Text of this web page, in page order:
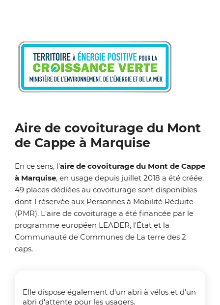
Aire de covoiturage du Mont
de Cappe à Marquise
En ce sens, l'aire de covoiturage du Mont de Cappe
à Marquise, en usage depuis juillet 2018 a été créée.
49 places dédiées au covoiturage sont disponibles
dont 1 réservée aux Personnes à Mobilité Réduite
(PMR). L'aire de covoiturage a été financée par le
programme européen LEADER, l'État et la
Communauté de Communes de La terre des 2
caps.
Elle dispose également d'un abri à vélos et d'un
abri d'attente pour les usagers.